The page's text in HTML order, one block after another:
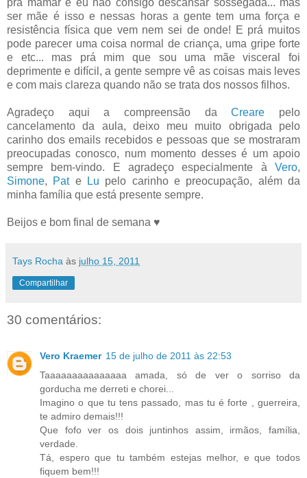
prá mamar e eu não consigo descansar sossegada... mas
ser mãe é isso e nessas horas a gente tem uma força e
resistência física que vem nem sei de onde! E prá muitos
pode parecer uma coisa normal de criança, uma gripe forte
e etc... mas prá mim que sou uma mãe visceral foi
deprimente e difícil, a gente sempre vê as coisas mais leves
e com mais clareza quando não se trata dos nossos filhos.
Agradeço aqui a compreensão daCreare pelo
cancelamento da aula, deixo meu muito obrigada pelo
carinho dos emails recebidos e pessoas que se mostraram
preocupadas conosco, num momento desses é um apoio
sempre bem-vindo. E agradeço especialmente à Vero,
Simone, Pate Lu pelo carinho e preocupação, além da
minha família que está presente sempre.
Beijos e bom final de semana ♥
Tays Rocha às julho 15, 2011
Compartilhar
30 comentários:
Vero Kraemer 15 de julho de 2011 às 22:53
Taaaaaaaaaaaaaaa amada, só de ver o sorriso da
gorducha me derreti e chorei...
Imagino o que tu tens passado, mas tu é forte , guerreira,
te admiro demais!!!
Que fofo ver os dois juntinhos assim, irmãos, família,
verdade.
Tá, espero que tu também estejas melhor, e que todos
fiquem bem!!!